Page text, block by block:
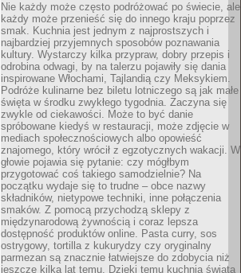
Nie każdy może często podróżować po świecie, ale
każdy może przenieść się do innego kraju poprzez
smak. Kuchnia jest jednym z najprostszych i
najbardziej przyjemnych sposobów poznawania
kultury. Wystarczy kilka przypraw, dobry przepis i
odrobina odwagi, by na talerzu pojawiły się dania
inspirowane Włochami, Tajlandią czy Meksykiem.
Podróże kulinarne bez biletu lotniczego są jak małe
święta w środku zwykłego tygodnia. Zaczyna się
zwykle od ciekawości. Może to być danie
spróbowane kiedyś w restauracji, może zdjęcie w
mediach społecznościowych albo opowieść
znajomego, który wrócił z egzotycznych wakacji. W
głowie pojawia się pytanie: czy mógłbym
przygotować coś takiego samodzielnie? Na
początku wydaje się to trudne – obce nazwy
składników, nietypowe techniki, inne połączenia
smaków. Z pomocą przychodzą sklepy z
międzynarodową żywnością i coraz lepsza
dostępność produktów online. Pasta curry, sos
ostrygowy, tortilla z kukurydzy czy oryginalny
parmezan są znacznie łatwiejsze do zdobycia niż
jeszcze kilka lat temu. Dzięki temu kuchnia świata